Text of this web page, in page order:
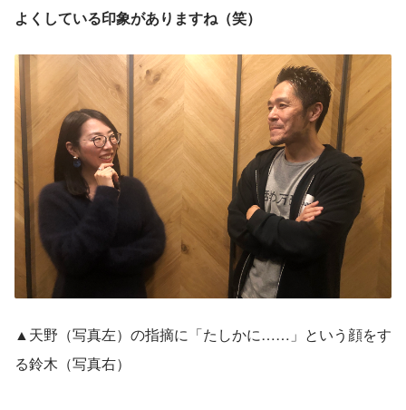
よくしている印象がありますね（笑）
▲天野（写真左）の指摘に「たしかに……」という顔をす
る鈴木（写真右）